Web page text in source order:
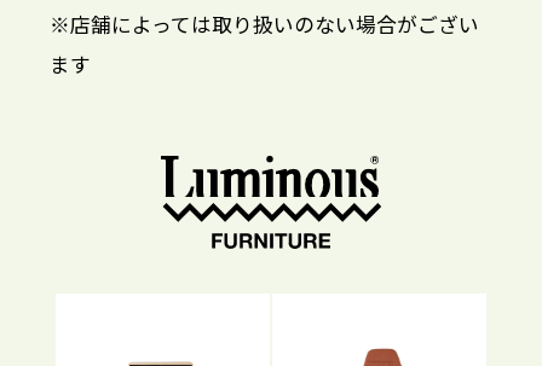
※店舗によっては取り扱いのない場合がござい
ます